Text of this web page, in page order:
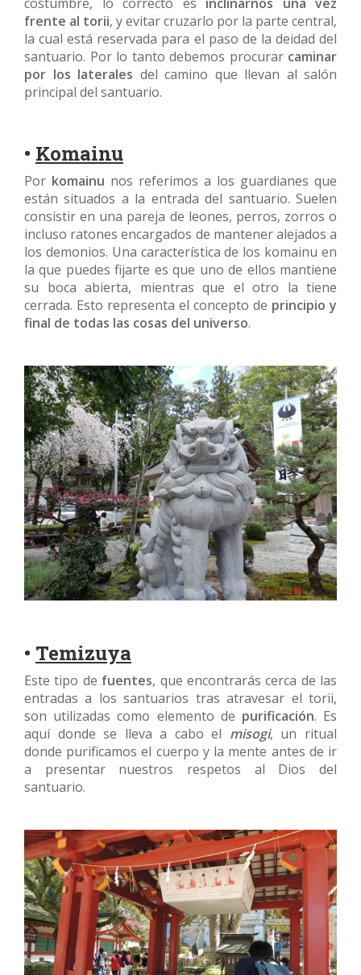
frente al torii, y evitar cruzarlo por la parte central,
la cual está reservada para el paso de la deidad del
santuario. Por lo tanto debemos procurar caminar
por los laterales del camino que llevan al salón
principal del santuario.
• Komainu
Por komainu nos referimos a los guardianes que
están situados a la entrada del santuario. Suelen
consistir en una pareja de leones, perros, zorros o
incluso ratones encargados de mantener alejados a
los demonios. Una característica de los komainu en
la que puedes fijarte es que uno de ellos mantiene
su boca abierta, mientras que el otro la tiene
cerrada. Esto representa el concepto de principio y
final de todas las cosas del universo.
• Temizuya
Este tipo de fuentes, que encontrarás cerca de las
entradas a los santuarios tras atravesar el torii,
son utilizadas como elemento de purificación. Es
aquí donde se lleva a cabo el misogi, un ritual
donde purificamos el cuerpo y la mente antes de ir
a presentar nuestros respetos al Dios del
santuario.